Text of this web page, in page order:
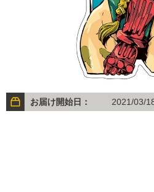
お届け開始日： 2021/03/